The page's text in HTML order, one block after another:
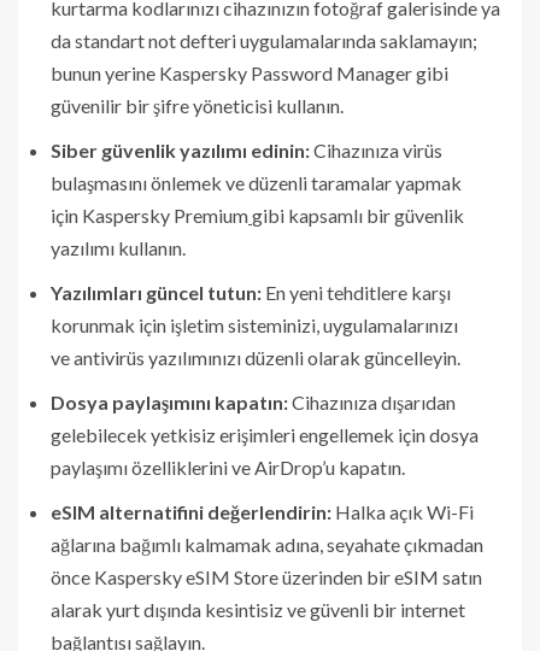
kurtarma kodlarınızı cihazınızın fotoğraf galerisinde ya
da standart not defteri uygulamalarında saklamayın;
bunun yerine Kaspersky Password Manager gibi
güvenilir bir şifre yöneticisi kullanın.
Siber güvenlik yazılımı edinin:Cihazınıza virüs
bulaşmasını önlemek ve düzenli taramalar yapmak
için Kaspersky Premiumgibi kapsamlı bir güvenlik
yazılımı kullanın.
Yazılımları güncel tutun: En yeni tehditlere karşı
korunmak için işletim sisteminizi, uygulamalarınızı
ve antivirüs yazılımınızı düzenli olarak güncelleyin.
Dosya paylaşımını kapatın:Cihazınıza dışarıdan
gelebilecek yetkisiz erişimleri engellemek için dosya
paylaşımı özelliklerini ve AirDrop’u kapatın.
eSIM alternatifini değerlendirin: Halka açık Wi-Fi
ağlarına bağımlı kalmamak adına, seyahate çıkmadan
önce Kaspersky eSIM Store üzerinden bir eSIM satın
alarak yurt dışında kesintisiz ve güvenli bir internet
bağlantısı sağlayın.